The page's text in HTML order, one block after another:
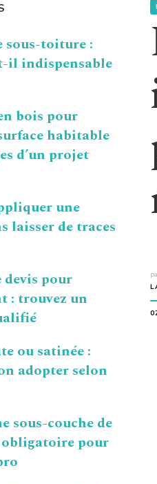
sous-toiture :
il indispensable
bois pour
habitable
d’un projet
une
laisser de traces
devis pour
: trouvez un
ou satinée :
adopter selon
sous-couche de
pour